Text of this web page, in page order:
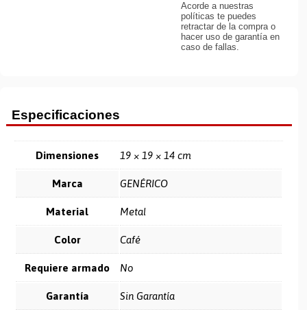
Acorde a nuestras
políticas te puedes
retractar de la compra o
hacer uso de garantía en
caso de fallas.
Especificaciones
Dimensiones 19 × 19 × 14 cm
Marca GENÉRICO
Material Metal
Color Café
Requiere armado No
Garantía Sin Garantía